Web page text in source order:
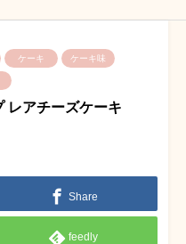
ケーキ ケーキ味
レアチーズケーキ
Share
feedly